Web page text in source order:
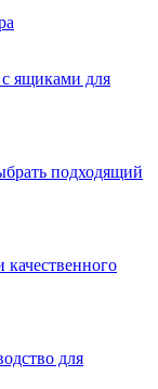
ящиками для
подходящий
для